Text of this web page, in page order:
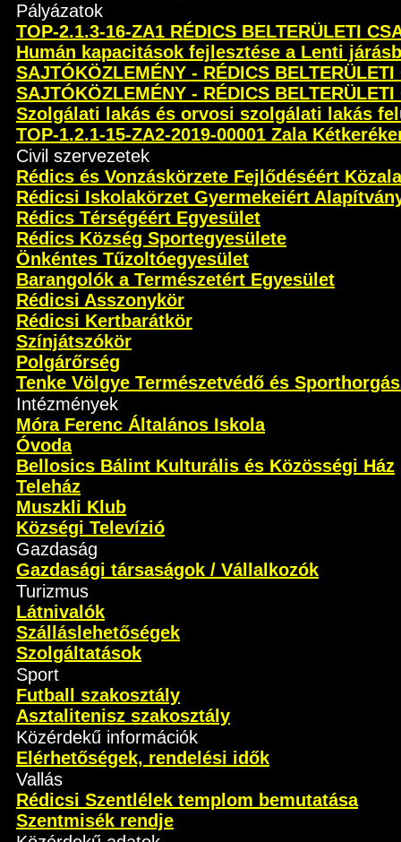
Pályázatok
TOP-2.1.3-16-ZA1 RÉDICS BELTERÜLETI
Humán kapacitások fejlesztése a Lenti
SAJTÓKÖZLEMÉNY - RÉDICS
SAJTÓKÖZLEMÉNY - RÉDICS
Szolgálati lakás és orvosi szolgálati lakás
TOP-1.2.1-15-ZA2-2019-00001 Zala
Civil szervezetek
Rédics és Vonzáskörzete Fejlődéséért
Rédicsi Iskolakörzet Gyermekeiért
Rédics Térségéért Egyesület
Rédics Község Sportegyesülete
Önkéntes Tűzoltóegyesület
Barangolók a Természetért Egyesület
Rédicsi Asszonykör
Rédicsi Kertbarátkör
Színjátszókör
Polgárőrség
Tenke Völgye Természetvédő és
Intézmények
Móra Ferenc Általános Iskola
Óvoda
Bellosics Bálint Kulturális és Közösségi Ház
Teleház
Muszkli Klub
Községi Televízió
Gazdaság
Gazdasági társaságok / Vállalkozók
Turizmus
Látnivalók
Szálláslehetőségek
Szolgáltatások
Sport
Futball szakosztály
Asztalitenisz szakosztály
Közérdekű információk
Elérhetőségek, rendelési idők
Vallás
Rédicsi Szentlélek templom bemutatása
Szentmisék rendje